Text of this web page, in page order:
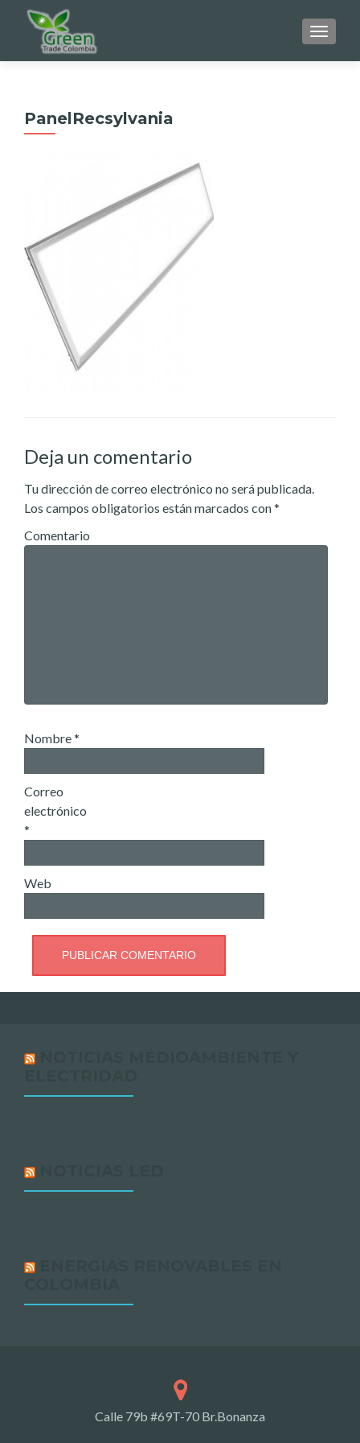
PanelRecsylvania
Deja un comentario
Tu dirección de correo electrónico no será publicada.
Los campos obligatorios están marcados con*
Comentario
Nombre*
Correo
electrónico
*
Web
Calle 79b #69T-70 Br.Bonanza